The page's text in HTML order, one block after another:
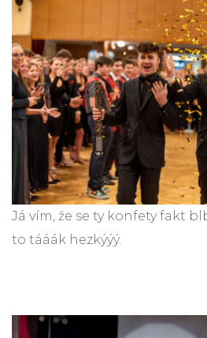
Já vím, že se ty konfety fakt
to tááák hezkýýý.